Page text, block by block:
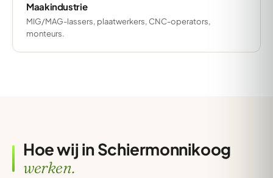
Maakindustrie
MIG/MAG-lassers, plaatwerkers, CNC-operators,
monteurs.
Hoe wij in Schiermonnikoog
werken.